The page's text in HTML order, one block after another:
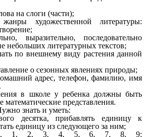
на слоги (части);
художественной литературы:
выразительно, последовательно
небольших литературных текстов;
по внешнему виду растения данной
о сезонных явлениях природы;
адрес, телефон, фамилию, имя
в школе у ребенка должны быть
математические представления.
знать и уметь:
десятка, прибавлять единицу к
единицу из следующего за ним;
, 1 , 2, 3, 4, 5,6, 7,8,9;